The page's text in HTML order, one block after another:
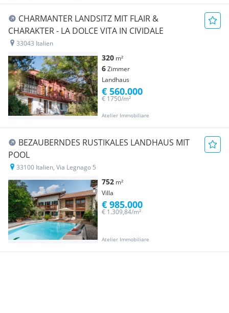
CHARMANTER LANDSITZ MIT FLAIR &
CHARAKTER - LA DOLCE VITA IN CIVIDALE
33043 Italien
320 m²
6Zimmer
Landhaus
Atelier Immobiliare
€ 1750/m²
€ 560.000
BEZAUBERNDES RUSTIKALES LANDHAUS MIT
POOL
33100 Italien, Via Legnago 5
752 m²
Villa
Atelier Immobiliare
€ 1.309,84/m²
€ 985.000